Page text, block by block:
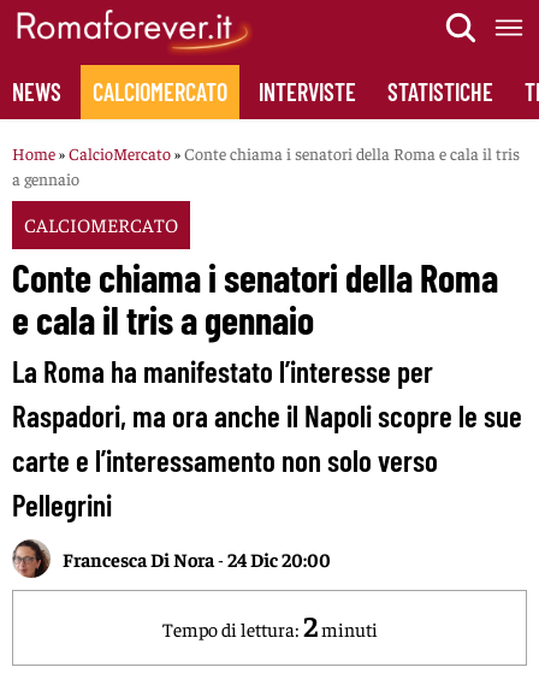
Skip
content
NEWS CALCIOMERCATO INTERVISTE STATISTICHE
Home»CalcioMercato»Conte chiama i senatori della Roma e cala il tris
a gennaio
CALCIOMERCATO
Conte chiama i senatori della Roma
e cala il tris a gennaio
La Roma ha manifestato l’interesse per
Raspadori, ma ora anche il Napoli scopre le sue
carte e l’interessamento non solo verso
Pellegrini
Francesca Di Nora -24 Dic 20:00
Tempo di lettura: 2minuti